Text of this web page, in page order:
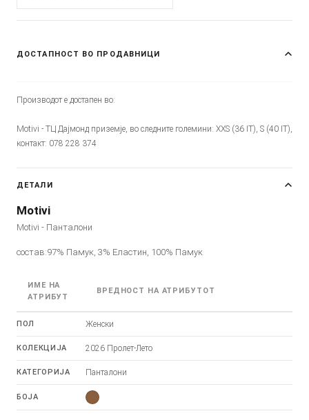
ДОСТАПНОСТ ВО ПРОДАВНИЦИ
Производот е достапен во:
Motivi - ТЦ Дајмонд приземје, во следните големини: XXS (36 IT), S (40 IT),
контакт: 078 228 374
ДЕТАЛИ
Motivi
Motivi - Панталони
состав:97% Памук, 3% Еластин, 100% Памук
ИМЕ НА
АТРИБУТ
ВРЕДНОСТ НА АТРИБУТОТ
ПОЛ Женски
КОЛЕКЦИЈА 2026 Пролет-Лето
КАТЕГОРИЈА Панталони
БОЈА